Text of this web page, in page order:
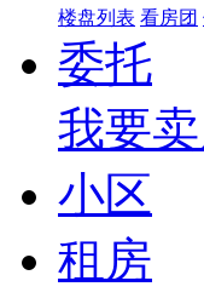
楼盘列表 看房团
委托
我要
小区
租房